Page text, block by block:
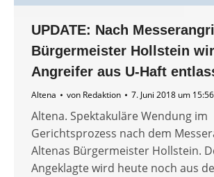
UPDATE: Nach
Bürgermeister Hollstein
Angreifer aus U-Haft
Altena von Redaktion 7. Juni 2018 um 15:56
Altena. Spektakuläre Wendung im
Gerichtsprozess nach dem
Altenas Bürgermeister Hollstein.
Angeklagte wird heute noch aus